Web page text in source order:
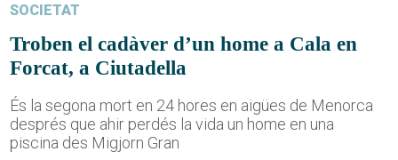
SOCIETAT
Troben el cadàver d’un home a Cala en
Forcat, a Ciutadella
És la segona mort en 24 hores en aigües de Menorca
després que ahir perdés la vida un home en una
piscina des Migjorn Gran